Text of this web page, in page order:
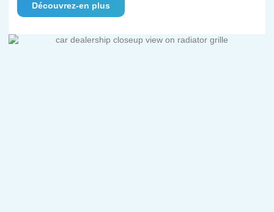
Découvrez-en plus